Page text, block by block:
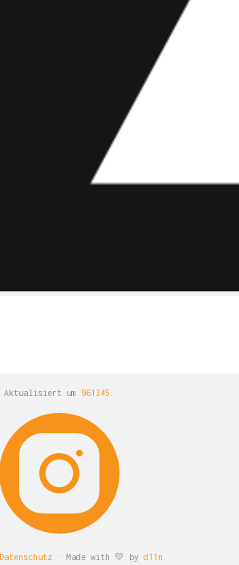
Aktualisiert um 961345 .
Datenschutz · Made with 💛 by d11n .